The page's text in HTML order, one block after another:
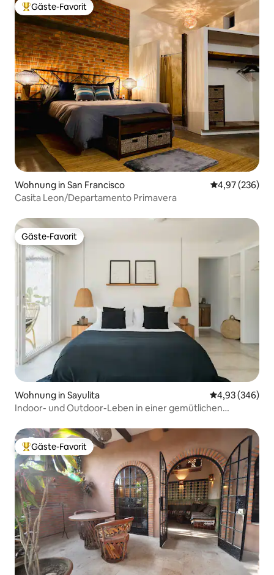
Beliebter Gäste-Favorit.
Gäste-Favorit
Wohnung in San Francisco
4,97 (236)
Casita Leon/Departamento Primavera
Gäste-Favorit
Gäste-Favorit
Wohnung in Sayulita
4,93 (346)
Indoor- und Outdoor-Leben in einer gemütlichen
Beliebter Gäste-Favorit.
Gäste-Favorit